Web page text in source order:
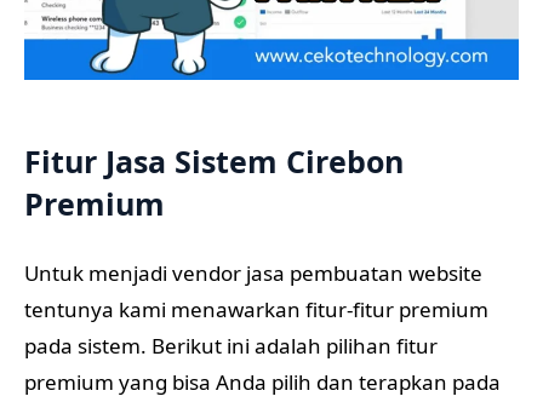
Fitur Jasa Sistem Cirebon
Premium
Untuk menjadi vendor jasa pembuatan website
tentunya kami menawarkan fitur-fitur premium
pada sistem. Berikut ini adalah pilihan fitur
premium yang bisa Anda pilih dan terapkan pada